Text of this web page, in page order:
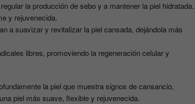
la producción de sebo y a mantener la piel hidratada.
y rejuvenecida.
a suavizar y revitalizar la piel cansada, dejándola más
libres, promoviendo la regeneración celular y
la piel que muestra signos de cansancio,
piel más suave, flexible y rejuvenecida.